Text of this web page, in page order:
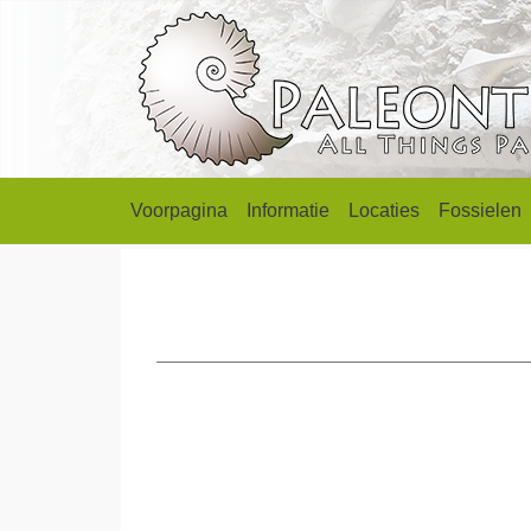
Voorpagina Informatie Locaties Fossielen